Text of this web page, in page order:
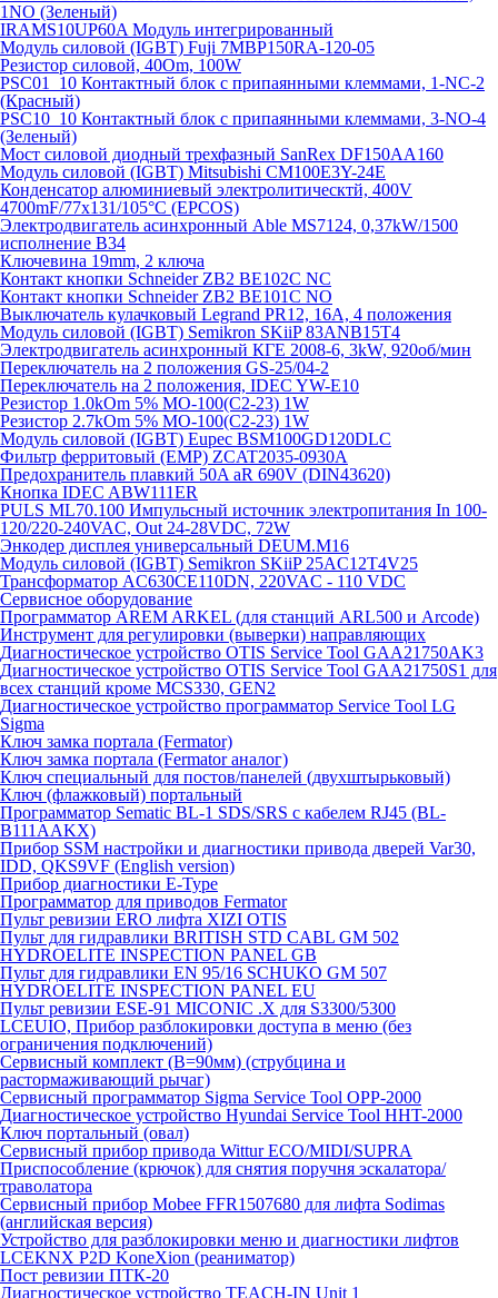
1NO (Зеленый)
IRAMS10UP60A Модуль интегрированный
Модуль силовой (IGBT) Fuji 7MBP150RA-120-05
Резистор силовой, 40Om, 100W
PSC01_10 Контактный блок с припаянными клеммами, 1-NC-2
(Красный)
PSC10_10 Контактный блок с припаянными клеммами, 3-NO-4
(Зеленый)
Мост силовой диодный трехфазный SanRex DF150AA160
Модуль силовой (IGBT) Mitsubishi CM100E3Y-24E
Конденсатор алюминиевый электролитическтй, 400V
4700mF/77x131/105°C (EPCOS)
Электродвигатель асинхронный Able MS7124, 0,37kW/1500
исполнение В34
Ключевина 19mm, 2 ключа
Контакт кнопки Schneider ZB2 BE102C NC
Контакт кнопки Schneider ZB2 BE101C NO
Выключатель кулачковый Legrand PR12, 16A, 4 положения
Модуль силовой (IGBT) Semikron SKiiP 83ANB15T4
Электродвигатель асинхронный КГЕ 2008-6, 3kW, 920об/мин
Переключатель на 2 положения GS-25/04-2
Переключатель на 2 положения, IDEC YW-E10
Резистор 1.0kOm 5% МО-100(С2-23) 1W
Резистор 2.7kOm 5% МО-100(С2-23) 1W
Модуль силовой (IGBT) Eupec BSM100GD120DLC
Фильтр ферритовый (EMP) ZCAT2035-0930A
Предохранитель плавкий 50A aR 690V (DIN43620)
Кнопка IDEC ABW111ER
PULS ML70.100 Импульсный источник электропитания In 100-
120/220-240VAC, Out 24-28VDC, 72W
Энкодер дисплея универсальный DEUM.M16
Модуль силовой (IGBT) Semikron SKiiP 25AC12T4V25
Трансформатор AC630CE110DN, 220VAC - 110 VDC
Сервисное оборудование
Программатор AREM ARKEL (для станций ARL500 и Arcode)
Инструмент для регулировки (выверки) направляющих
Диагностическое устройство OTIS Service Tool GAA21750AK3
Диагностическое устройство OTIS Service Tool GAA21750S1 для
всех станций кроме MCS330, GEN2
Диагностическое устройство программатор Service Tool LG
Sigma
Ключ замка портала (Fermator)
Ключ замка портала (Fermator аналог)
Ключ специальный для постов/панелей (двухштырьковый)
Ключ (флажковый) портальный
Программатор Sematic BL-1 SDS/SRS с кабелем RJ45 (BL-
B111AAKX)
Прибор SSM настройки и диагностики привода дверей Var30,
IDD, QKS9VF (English version)
Прибор диагностики E-Type
Программатор для приводов Fermator
Пульт ревизии ERO лифта XIZI OTIS
Пульт для гидравлики BRITISH STD CABL GM 502
HYDROELITE INSPECTION PANEL GB
Пульт для гидравлики EN 95/16 SCHUKO GM 507
HYDROELITE INSPECTION PANEL EU
Пульт ревизии ESE-91 MICONIC .X для S3300/5300
LCEUIO, Прибор разблокировки доступа в меню (без
ограничения подключений)
Сервисный комплект (В=90мм) (струбцина и
растормаживающий рычаг)
Сервисный программатор Sigma Service Tool OPP-2000
Диагностическое устройство Hyundai Service Tool HHT-2000
Ключ портальный (овал)
Сервисный прибор привода Wittur ECO/MIDI/SUPRA
Приспособление (крючок) для снятия поручня эскалатора/
траволатора
Сервисный прибор Mobee FFR1507680 для лифта Sodimas
(английская версия)
Устройство для разблокировки меню и диагностики лифтов
LCEKNX P2D KoneXion (реаниматор)
Пост ревизии ПТК-20
Диагностическое устройство TEACH-IN Unit 1